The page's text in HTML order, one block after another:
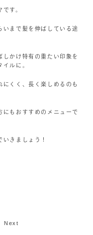
す。
いまで髪を伸ばしている途
しかけ特有の重たい印象を
ルに。
くく、長く楽しめるのも
にもおすすめのメニューで
きましょう！
Next